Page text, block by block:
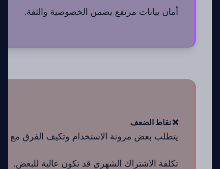
أمان بيانات مرتفع يضمن الخصوصية والثقة.
❌ نقاط الضعف
يتطلب بعض مرونة الاستخدام وتكيف الفرق مع
تكلفة الاشتراك الشهري قد تكون عالية للبعض.